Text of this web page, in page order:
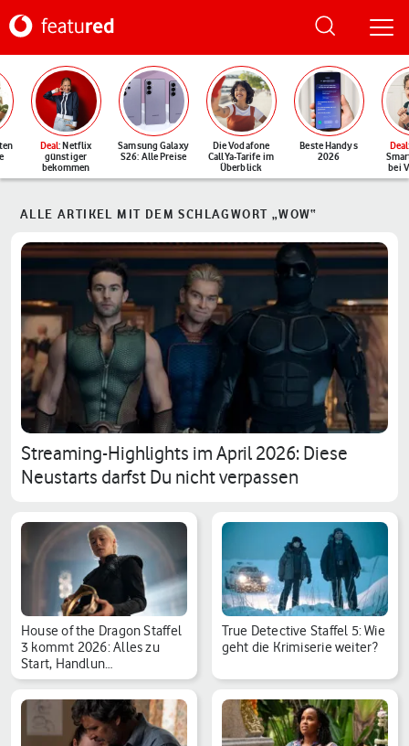
Deal: Netflix
günstiger
bekommen
Samsung Galaxy
S26: Alle Preise
Die Vodafone
CallYa-Tarife im
Überblick
Beste Handys
2026
Deal
bei
ALLE ARTIKEL MIT DEM SCHLAGWORT „WOW“
Streaming-Highlights im April 2026: Diese
Neustarts darfst Du nicht verpassen
House of the Dragon Staffel
3 kommt 2026: Alles zu
Start, Handlun…
True Detective Staffel 5: Wie
geht die Krimiserie weiter?